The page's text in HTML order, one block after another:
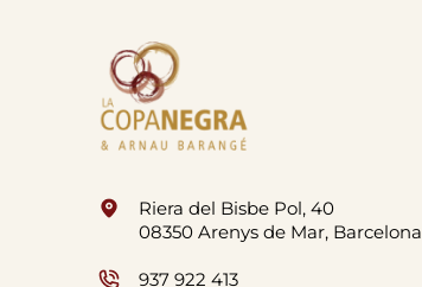
Riera del Bisbe Pol, 40
08350 Arenys de Mar, Barcelona
937 922 413